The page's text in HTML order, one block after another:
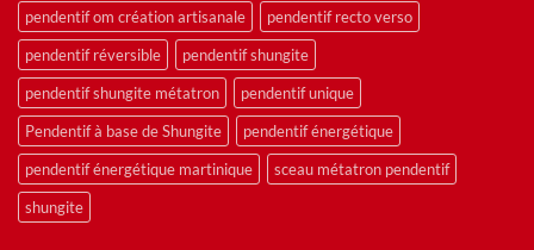
pendentif om création artisanale
pendentif recto verso
pendentif réversible
pendentif shungite
pendentif shungite métatron
pendentif unique
Pendentif à base de Shungite
pendentif énergétique
pendentif énergétique martinique
sceau métatron pendentif
shungite